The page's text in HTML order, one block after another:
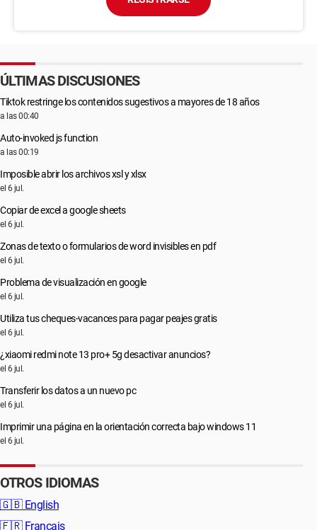
ÚLTIMAS DISCUSIONES
Tiktok restringe los contenidos sugestivos a mayores de 18 años
a las 00:40
Auto-invoked js function
a las 00:19
Imposible abrir los archivos xsl y xlsx
el 6 jul.
Copiar de excel a google sheets
el 6 jul.
Zonas de texto o formularios de word invisibles en pdf
el 6 jul.
Problema de visualización en google
el 6 jul.
Utiliza tus cheques-vacances para pagar peajes gratis
el 6 jul.
¿xiaomi redmi note 13 pro+ 5g desactivar anuncios?
el 6 jul.
Transferir los datos a un nuevo pc
el 6 jul.
Imprimir una página en la orientación correcta bajo windows 11
el 6 jul.
OTROS IDIOMAS
🇬🇧 English
🇫🇷 Français